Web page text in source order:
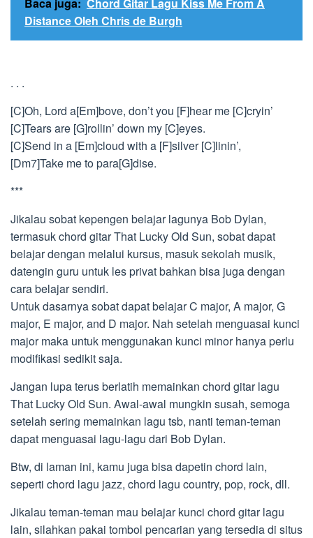
Distance Oleh Chris de Burgh
. . .
[C]Oh, Lord a[Em]bove, don’t you [F]hear me [C]cryin’
[C]Tears are [G]rollin’ down my [C]eyes.
[C]Send in a [Em]cloud with a [F]silver [C]linin’,
[Dm7]Take me to para[G]dise.
***
Jikalau sobat kepengen belajar lagunya Bob Dylan,
termasuk chord gitar That Lucky Old Sun, sobat dapat
belajar dengan melalui kursus, masuk sekolah musik,
datengin guru untuk les privat bahkan bisa juga dengan
cara belajar sendiri.
Untuk dasarnya sobat dapat belajar C major, A major, G
major, E major, and D major. Nah setelah menguasai kunci
major maka untuk menggunakan kunci minor hanya perlu
modifikasi sedikit saja.
Jangan lupa terus berlatih memainkan chord gitar lagu
That Lucky Old Sun. Awal-awal mungkin susah, semoga
setelah sering memainkan lagu tsb, nanti teman-teman
dapat menguasai lagu-lagu dari Bob Dylan.
Btw, di laman ini, kamu juga bisa dapetin chord lain,
seperti chord lagu jazz, chord lagu country, pop, rock, dll.
Jikalau teman-teman mau belajar kunci chord gitar lagu
lain, silahkan pakai tombol pencarian yang tersedia di situs